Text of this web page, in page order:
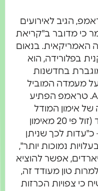
הגיב לאירועים
כי מדובר ב"קריאת
האמריקאית. בנאום
בפלורידה, הוא
בחדשנות
על מעמדה המוביל
של ארצות הברית בתחום ה-AI. טראמפ הפתיע
אימון המודל
הסיני – כ-5.6 מיליון דולר בלבד (זול פי 20 מאימון
לכך שניתן
נמוכות יותר",
אפשר להוציא
טון מעודד זה,
כי צפויות הכרזות